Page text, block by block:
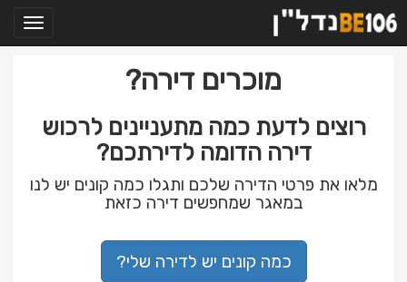
מוכרים דירה?
רוצים לדעת כמה מתעניינים לרכוש
דירה הדומה לדירתכם?
מלאו את פרטי הדירה שלכם ותגלו כמה קונים יש לנו
במאגר שמחפשים דירה כזאת
כמה קונים יש לדירה שלי?